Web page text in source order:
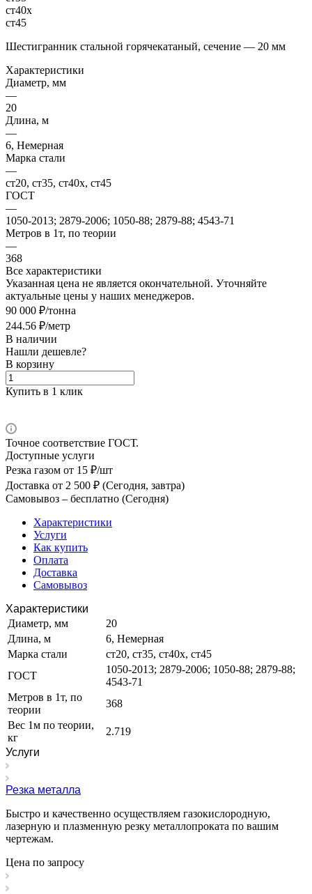
ст40х
ст45
Шестигранник стальной горячекатаный, сечение — 20 мм
Характеристики
Диаметр, мм
—
20
Длина, м
—
6, Немерная
Марка стали
—
ст20, ст35, ст40х, ст45
ГОСТ
—
1050-2013; 2879-2006; 1050-88; 2879-88; 4543-71
Метров в 1т, по теории
—
368
Все характеристики
Указанная цена не является окончательной. Уточняйте
актуальные цены у наших менеджеров.
90 000 ₽/тонна
244.56 ₽/метр
В наличии
Нашли дешевле?
В корзину
Купить в 1 клик
Точное соответствие ГОСТ.
Доступные услуги
Резка газом от 15 ₽/шт
Доставка от 2 500 ₽ (Сегодня, завтра)
Самовывоз – бесплатно (Сегодня)
Характеристики
Услуги
Как купить
Оплата
Доставка
Самовывоз
Характеристики
Диаметр, мм
20
Длина, м
6, Немерная
Марка стали
ст20, ст35, ст40х, ст45
ГОСТ
1050-2013; 2879-2006; 1050-88; 2879-88;
4543-71
Метров в 1т, по
теории
368
Вес 1м по теории,
кг
2.719
Услуги
Резка металла
Быстро и качественно осуществляем газокислородную,
лазерную и плазменную резку металлопроката по вашим
чертежам.
Цена по запросу